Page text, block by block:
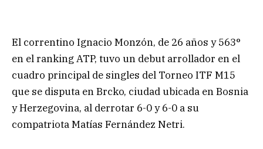
El correntino Ignacio Monzón, de 26 años y 563°
en el ranking ATP, tuvo un debut arrollador en el
cuadro principal de singles del Torneo ITF M15
que se disputa en Brcko, ciudad ubicada en Bosnia
y Herzegovina, al derrotar 6-0 y 6-0 a su
compatriota Matías Fernández Netri.